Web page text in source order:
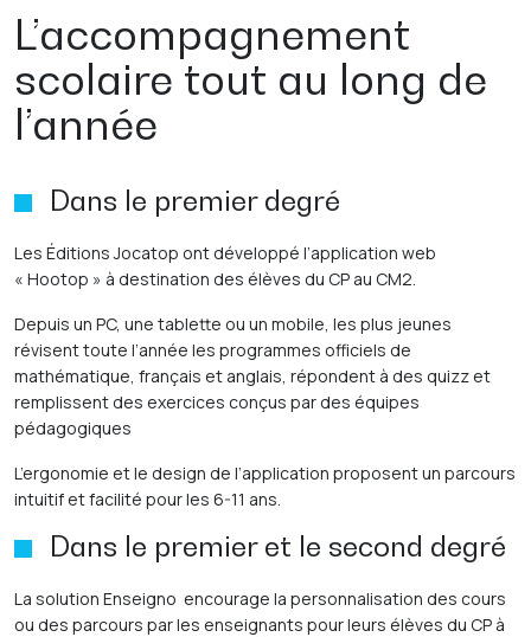
L’accompagnement
scolaire tout au long de
l’année
Dans le premier degré
Les Éditions Jocatop ont développé l’application web
« Hootop » à destination des élèves du CP au CM2.
Depuis un PC, une tablette ou un mobile, les plus jeunes
révisent toute l’année les programmes officiels de
mathématique, français et anglais, répondent à des quizz et
remplissent des exercices conçus par des équipes
pédagogiques
L’ergonomie et le design de l’application proposent un parcours
intuitif et facilité pour les 6-11 ans.
Dans le premier et le second degré
La solution Enseigno encourage la personnalisation des cours
ou des parcours par les enseignants pour leurs élèves du CP à